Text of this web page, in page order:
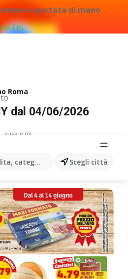
a portata di mano
categorie, prodotti...Scegli città
Roma
dal 04/06/2026
PUBBLICITÀ